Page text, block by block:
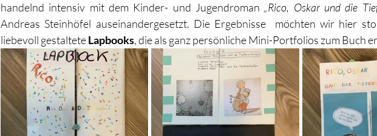
handelnd intensiv mit dem Kinder- und Jugendroman „Rico, Oskar und die
Andreas Steinhöfel auseinandergesetzt. Die Ergebnisse  möchten wir hier
liebevoll gestaltete Lapbooks, die als ganz persönliche Mini-Portfolios zum Buch